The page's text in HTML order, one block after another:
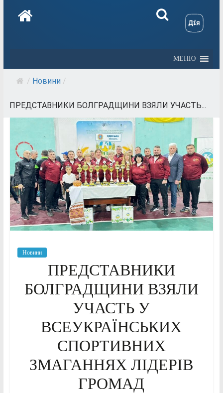
МЕНЮ
/ Новини /
ПРЕДСТАВНИКИ БОЛГРАДЩИНИ ВЗЯЛИ УЧАСТЬ...
Новини
ПРЕДСТАВНИКИ
БОЛГРАДЩИНИ ВЗЯЛИ
УЧАСТЬ У
ВСЕУКРАЇНСЬКИХ
СПОРТИВНИХ
ЗМАГАННЯХ ЛІДЕРІВ
ГРОМАД